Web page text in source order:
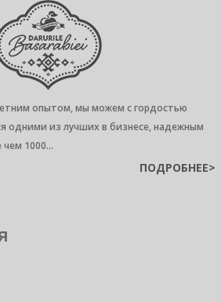
опытом, мы можем с гордостью
одними из лучших в бизнесе, надежным
1000...
ПОДРОБНЕЕ>